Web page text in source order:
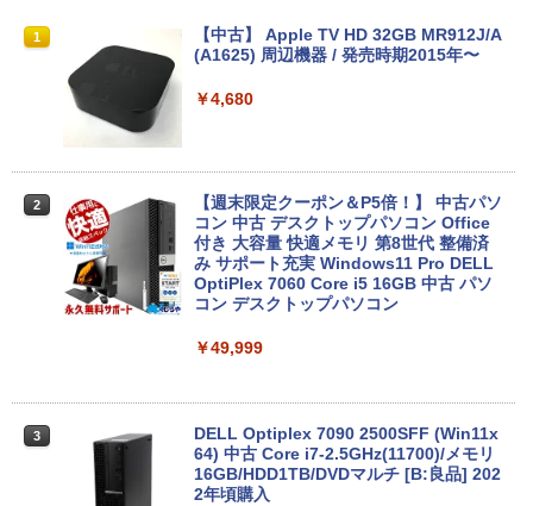
1
【期間限定 キャンペン】中古ノートパソ
コン Windows11 Office搭載 軽量 13.3
Intel Celeron 第4世代CPU メモリ4GB S
￥7,980
中古ノートパソコン・ windows11 offic
e付・整備済み品・富士通 ARROWS Tab
ットPC (Atom / 4GB / 128GB / Window
￥9,800
1
【中古】 Apple TV HD 32GB MR912J/A
(A1625) 周辺機器 / 発売時期2015年〜
￥4,680
2
【週末限定クーポン＆P5倍！】 中古パソ
コン 中古 デスクトップパソコン Office
付き 大容量 快適メモリ 第8世代 整備済
み サポート充実 Windows11 Pro DELL
OptiPlex 7060 Core i5 16GB 中古 パソ
コン デスクトップパソコン
￥49,999
3
DELL Optiplex 7090 2500SFF (Win11x
64) 中古 Core i7-2.5GHz(11700)/メモリ
16GB/HDD1TB/DVDマルチ [B:良品] 202
2年頃購入